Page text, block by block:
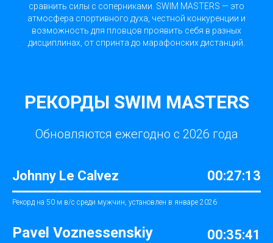
сравнить силы с соперниками. SWIM MASTERS — это
атмосфера спортивного духа, честной конкуренции и
возможность для пловцов проявить себя в разных
дисциплинах, от спринта до марафонских дистанций.
РЕКОРДЫ SWIM MASTERS
Обновляются ежегодно с 2026 года
Johnny Le Calvez 00:27:13
Рекорд на 50 м в/с среди мужчин, установлен в январе 2026
Pavel Voznessenskiy 00:35:41